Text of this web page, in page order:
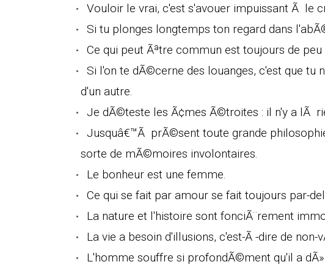
Vouloir le vrai, c'est s'avouer impuissant Ã le
Si tu plonges longtemps ton regard dans
Ce qui peut Ãªtre commun est toujours de peu
Si l'on te dÃ©cerne des louanges, c'est que tu
d'un autre.
Je dÃ©teste les Ã¢mes Ã©troites : il n'y a lÃ
Jusquâ€™Ã prÃ©sent toute grande
sorte de mÃ©moires involontaires.
Le bonheur est une femme.
Ce qui se fait par amour se fait toujours par-
La nature et l'histoire sont fonciÃ¨rement
La vie a besoin d'illusions, c'est-Ã -dire de
L'homme souffre si profondÃ©ment qu'il a